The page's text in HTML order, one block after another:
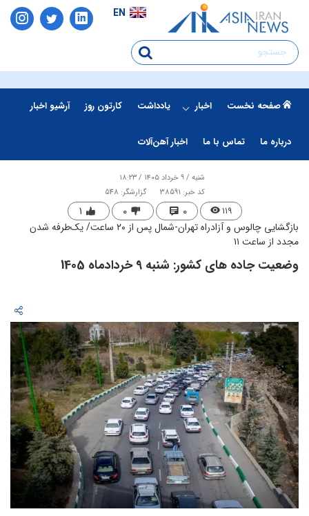
EN
صفحه نخست اخبار یادداشت کارتون روز آرشیو اخبار
درباره ما تماس با ما اخبار آهن‌آلات
شنبه / ۹ خرداد ۱۴۰۵ / ۱۸:۲۳
کد خبر: 38591
گزارشگر: 548
۱۱۹ ۰ ۰ ۱
بازگشایی چالوس و آزادراه تهران-شمال پس از ۲۰ ساعت/ یک‌طرفه شدن
مجدد از ساعت ۱۱
وضعیت جاده های کشور: شنبه 9 خردادماه 1405